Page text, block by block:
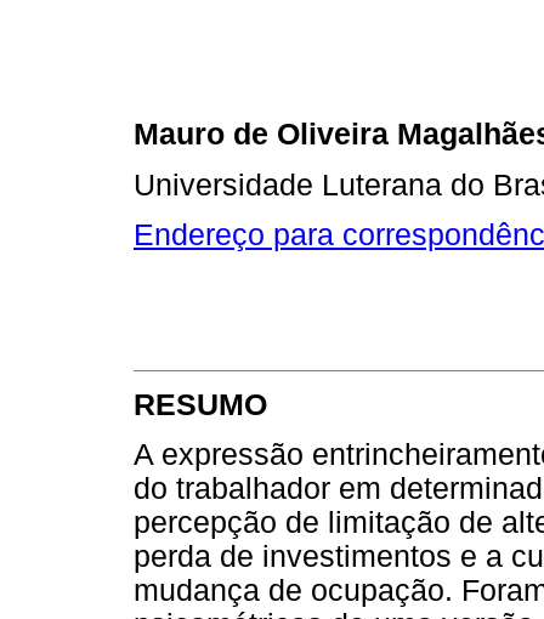
Mauro de Oliveira
Universidade Luterana do
Endereço para
RESUMO
A expressão
do trabalhador em
percepção de limitação de
perda de investimentos e a
mudança de ocupação.